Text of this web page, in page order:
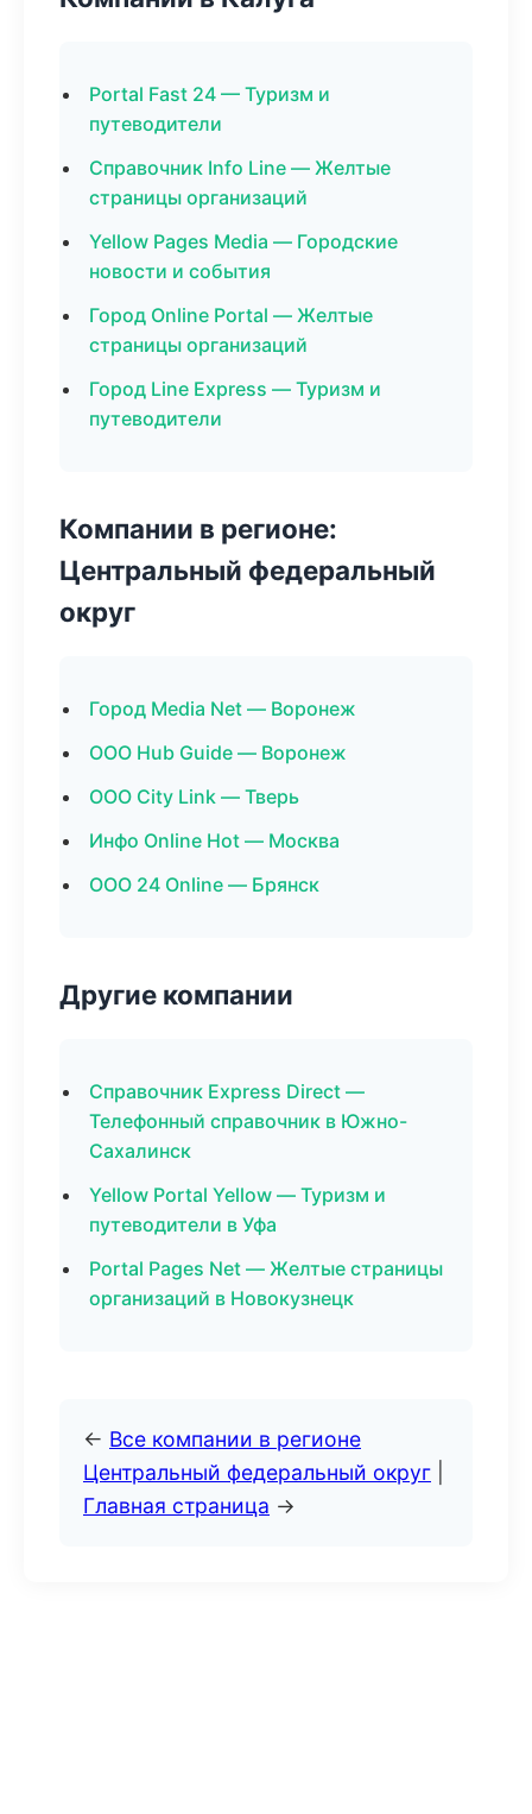
Portal Fast 24 — Туризм и
путеводители
Справочник Info Line — Желтые
страницы организаций
Yellow Pages Media — Городские
новости и события
Город Online Portal — Желтые
страницы организаций
Город Line Express — Туризм и
путеводители
Компании в регионе:
Центральный федеральный
округ
Город Media Net — Воронеж
ООО Hub Guide — Воронеж
ООО City Link — Тверь
Инфо Online Hot — Москва
ООО 24 Online — Брянск
Другие компании
Справочник Express Direct —
Телефонный справочник в Южно-
Сахалинск
Yellow Portal Yellow — Туризм и
путеводители в Уфа
Portal Pages Net — Желтые страницы
организаций в Новокузнецк
← Все компании в регионе
Центральный федеральный округ
Главная страница →